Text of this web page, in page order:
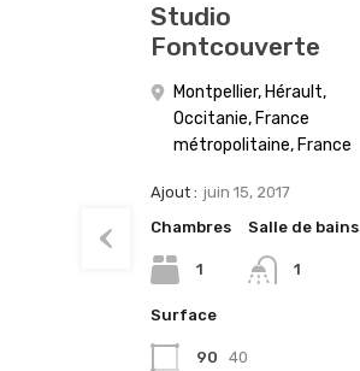
Studio
Fontcouverte
Montpellier, Hérault,
Occitanie, France
métropolitaine, France
Ajout : juin 15, 2017
Chambres
1
Salle de bains
1
Surface
90 40